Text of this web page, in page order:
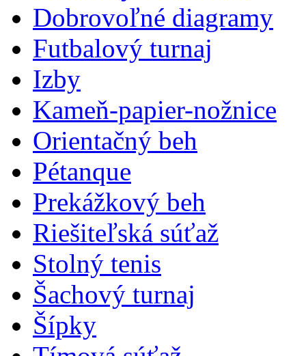
Dobrovoľné diagramy
Futbalový turnaj
Izby
Kameň-papier-nožnice
Orientačný beh
Pétanque
Prekážkový beh
Riešiteľská súťaž
Stolný tenis
Šachový turnaj
Šípky